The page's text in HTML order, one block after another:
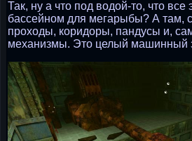
Так, ну а что под водой-то, что
бассейном для мегарыбы? А там,
проходы, коридоры, пандусы и,
механизмы. Это целый машинный